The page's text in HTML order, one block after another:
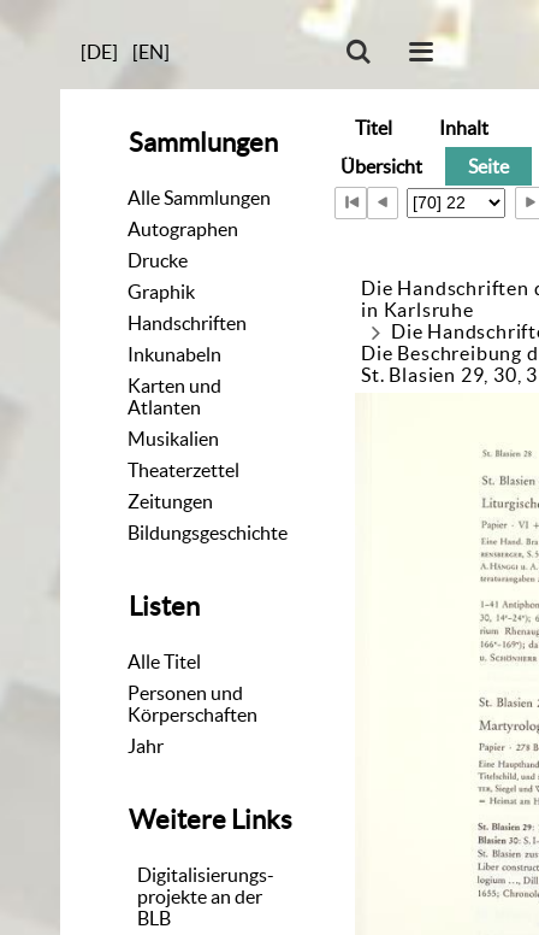
[DE] [EN]
Sammlungen
Alle Sammlungen
Autographen
Drucke
Graphik
Handschriften
Inkunabeln
Karten und
Atlanten
Musikalien
Theaterzettel
Zeitungen
Bildungsgeschichte
Listen
Alle Titel
Personen und
Körperschaften
Jahr
Weitere Links
Digitalisierungs-
projekte an der
BLB
Titel
Inhalt
Übersicht
Seite
Die Handschriften
in Karlsruhe
Die
Die Beschreibung
St. Blasien 29, 30,